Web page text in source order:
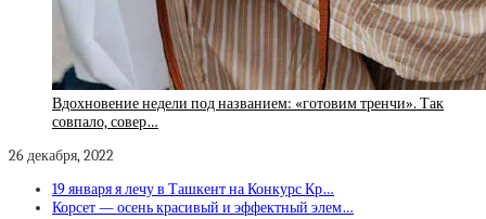
Вдохновение недели под названием: «готовим тренчи». Так
совпало, совер…
26 декабря, 2022
19 января я лечу в Ташкент на Конкурс Кр…
Корсет — осень красивый и эффектный элем…